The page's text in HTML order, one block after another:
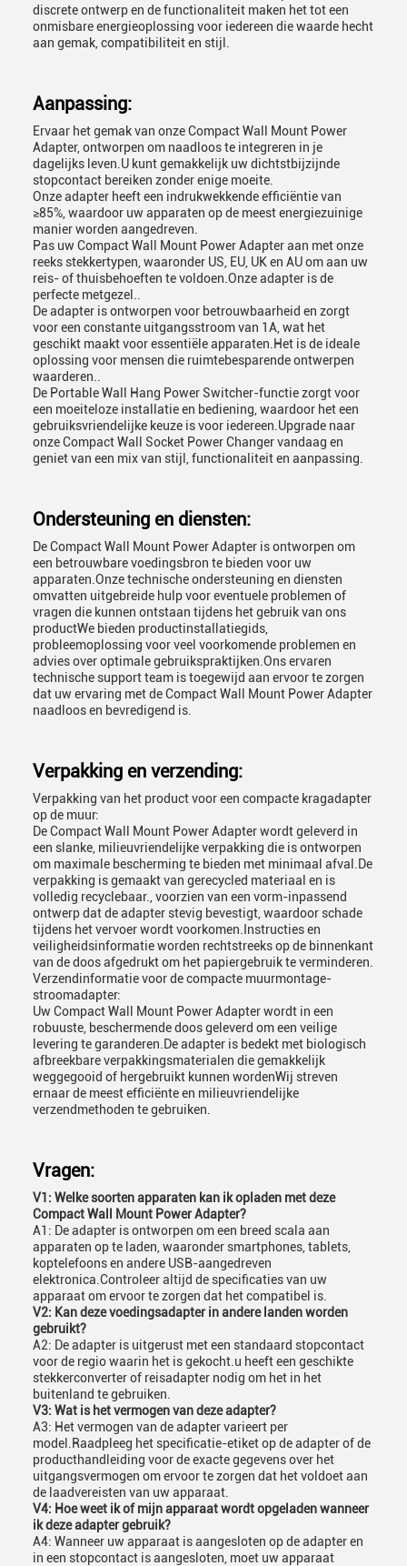
discrete ontwerp en de functionaliteit maken het tot een
onmisbare energieoplossing voor iedereen die waarde hecht
aan gemak, compatibiliteit en stijl.
Aanpassing:
Ervaar het gemak van onze Compact Wall Mount Power
Adapter, ontworpen om naadloos te integreren in je
dagelijks leven.U kunt gemakkelijk uw dichtstbijzijnde
stopcontact bereiken zonder enige moeite.
Onze adapter heeft een indrukwekkende efficiëntie van
≥85%, waardoor uw apparaten op de meest energiezuinige
manier worden aangedreven.
Pas uw Compact Wall Mount Power Adapter aan met onze
reeks stekkertypen, waaronder US, EU, UK en AU om aan uw
reis- of thuisbehoeften te voldoen.Onze adapter is de
perfecte metgezel..
De adapter is ontworpen voor betrouwbaarheid en zorgt
voor een constante uitgangsstroom van 1A, wat het
geschikt maakt voor essentiële apparaten.Het is de ideale
oplossing voor mensen die ruimtebesparende ontwerpen
waarderen..
De Portable Wall Hang Power Switcher-functie zorgt voor
een moeiteloze installatie en bediening, waardoor het een
gebruiksvriendelijke keuze is voor iedereen.Upgrade naar
onze Compact Wall Socket Power Changer vandaag en
geniet van een mix van stijl, functionaliteit en aanpassing.
Ondersteuning en diensten:
De Compact Wall Mount Power Adapter is ontworpen om
een betrouwbare voedingsbron te bieden voor uw
apparaten.Onze technische ondersteuning en diensten
omvatten uitgebreide hulp voor eventuele problemen of
vragen die kunnen ontstaan tijdens het gebruik van ons
productWe bieden productinstallatiegids,
probleemoplossing voor veel voorkomende problemen en
advies over optimale gebruikspraktijken.Ons ervaren
technische support team is toegewijd aan ervoor te zorgen
dat uw ervaring met de Compact Wall Mount Power Adapter
naadloos en bevredigend is.
Verpakking en verzending:
Verpakking van het product voor een compacte kragadapter
op de muur:
De Compact Wall Mount Power Adapter wordt geleverd in
een slanke, milieuvriendelijke verpakking die is ontworpen
om maximale bescherming te bieden met minimaal afval.De
verpakking is gemaakt van gerecycled materiaal en is
volledig recyclebaar., voorzien van een vorm-inpassend
ontwerp dat de adapter stevig bevestigt, waardoor schade
tijdens het vervoer wordt voorkomen.Instructies en
veiligheidsinformatie worden rechtstreeks op de binnenkant
van de doos afgedrukt om het papiergebruik te verminderen.
Verzendinformatie voor de compacte muurmontage-
stroomadapter:
Uw Compact Wall Mount Power Adapter wordt in een
robuuste, beschermende doos geleverd om een veilige
levering te garanderen.De adapter is bedekt met biologisch
afbreekbare verpakkingsmaterialen die gemakkelijk
weggegooid of hergebruikt kunnen wordenWij streven
ernaar de meest efficiënte en milieuvriendelijke
verzendmethoden te gebruiken.
Vragen:
V1: Welke soorten apparaten kan ik opladen met deze
Compact Wall Mount Power Adapter?
A1: De adapter is ontworpen om een breed scala aan
apparaten op te laden, waaronder smartphones, tablets,
koptelefoons en andere USB-aangedreven
elektronica.Controleer altijd de specificaties van uw
apparaat om ervoor te zorgen dat het compatibel is.
V2: Kan deze voedingsadapter in andere landen worden
gebruikt?
A2: De adapter is uitgerust met een standaard stopcontact
voor de regio waarin het is gekocht.u heeft een geschikte
stekkerconverter of reisadapter nodig om het in het
buitenland te gebruiken.
V3: Wat is het vermogen van deze adapter?
A3: Het vermogen van de adapter varieert per
model.Raadpleeg het specificatie-etiket op de adapter of de
producthandleiding voor de exacte gegevens over het
uitgangsvermogen om ervoor te zorgen dat het voldoet aan
de laadvereisten van uw apparaat.
V4: Hoe weet ik of mijn apparaat wordt opgeladen wanneer
ik deze adapter gebruik?
A4: Wanneer uw apparaat is aangesloten op de adapter en
in een stopcontact is aangesloten, moet uw apparaat